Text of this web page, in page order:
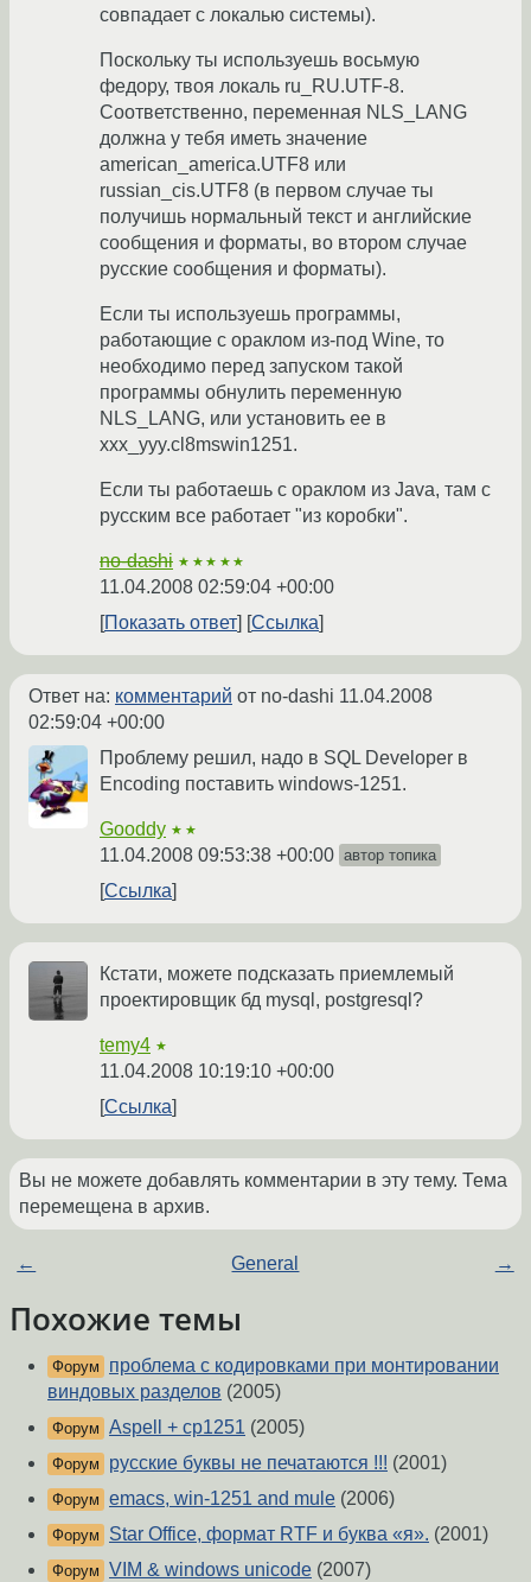
совпадает с локалью системы).
Поскольку ты используешь восьмую
федору, твоя локаль ru_RU.UTF-8.
Соответственно, переменная NLS_LANG
должна у тебя иметь значение
american_america.UTF8 или
russian_cis.UTF8 (в первом случае ты
получишь нормальный текст и английские
сообщения и форматы, во втором случае
русские сообщения и форматы).
Если ты используешь программы,
работающие с ораклом из-под Wine, то
необходимо перед запуском такой
программы обнулить переменную
NLS_LANG, или установить ее в
xxx_yyy.cl8mswin1251.
Если ты работаешь с ораклом из Java, там с
русским все работает "из коробки".
no-dashi ★★★★★
11.04.2008 02:59:04 +00:00
Показать ответ
Ссылка
Ответ на: комментарий от no-dashi 11.04.2008
02:59:04 +00:00
Проблему решил, надо в SQL Developer в
Encoding поставить windows-1251.
Gooddy ★★
11.04.2008 09:53:38 +00:00 автор топика
Ссылка
Кстати, можете подсказать приемлемый
проектировщик бд mysql, postgresql?
temy4 ★
11.04.2008 10:19:10 +00:00
Ссылка
Вы не можете добавлять комментарии в эту тему. Тема
перемещена в архив.
← General →
Похожие темы
Форум
проблема с кодировками при монтировании
виндовых разделов (2005)
Форум Aspell + cp1251 (2005)
Форум русские буквы не печатаются !!! (2001)
Форум emacs, win-1251 and mule (2006)
Форум Star Office, формат RTF и буква «я». (2001)
Форум VIM & windows unicode (2007)